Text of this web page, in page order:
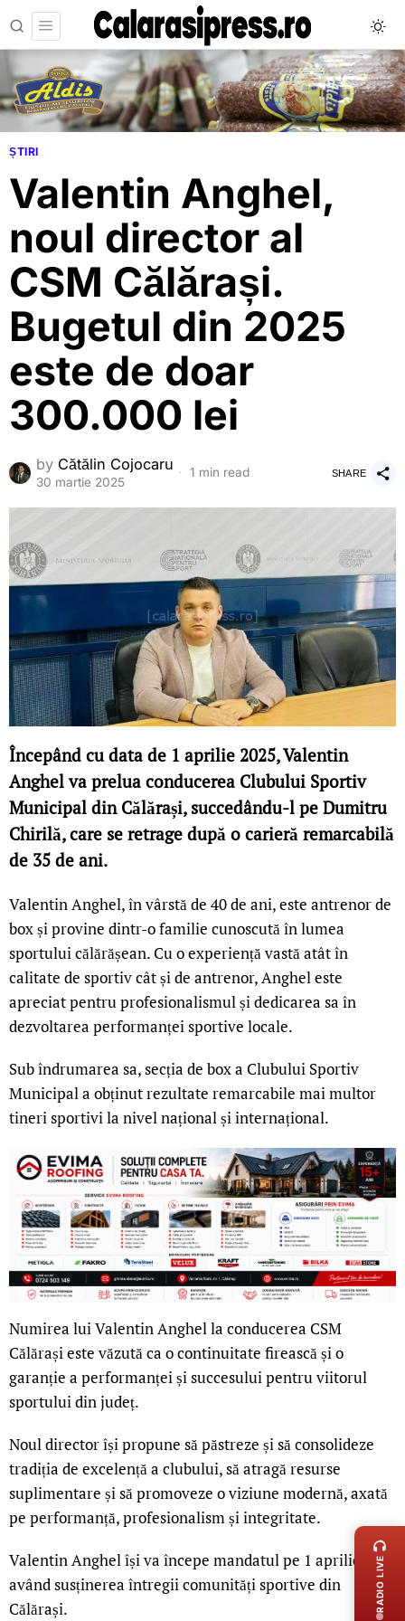
ȘTIRI
Valentin Anghel,
noul director al
CSM Călărași.
Bugetul din 2025
este de doar
300.000 lei
by Cătălin Cojocaru
30 martie 2025
1 min read SHARE
Începând cu data de 1 aprilie 2025, Valentin
Anghel va prelua conducerea Clubului Sportiv
Municipal din Călărași, succedându-l pe Dumitru
Chirilă, care se retrage după o carieră remarcabilă
de 35 de ani.
Valentin Anghel, în vârstă de 40 de ani, este antrenor de
box și provine dintr-o familie cunoscută în lumea
sportului călărășean. Cu o experiență vastă atât în
calitate de sportiv cât și de antrenor, Anghel este
apreciat pentru profesionalismul și dedicarea sa în
dezvoltarea performanței sportive locale.
Sub îndrumarea sa, secția de box a Clubului Sportiv
Municipal a obținut rezultate remarcabile mai multor
tineri sportivi la nivel național și internațional.
Numirea lui Valentin Anghel la conducerea CSM
Călărași este văzută ca o continuitate firească și o
garanție a performanței și succesului pentru viitorul
sportului din județ.
Noul director își propune să păstreze și să consolideze
tradiția de excelență a clubului, să atragă resurse
suplimentare și să promoveze o viziune modernă, axată
pe performanță, profesionalism și integritate.
Valentin Anghel își va începe mandatul pe 1 aprilie,
având susținerea întregii comunități sportive din
Călărași.
RADIO LIVE